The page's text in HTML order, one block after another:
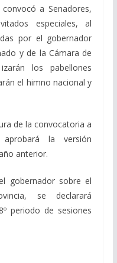
a Senadores,
especiales, al
por el gobernador
y de la Cámara de
los pabellones
el himno nacional y
de la convocatoria a
la versión
anterior.
gobernador sobre el
se declarará
periodo de sesiones